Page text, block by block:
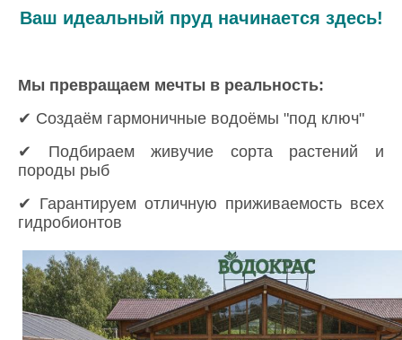
Ваш идеальный пруд начинается здесь!
Мы превращаем мечты в реальность:
✔ Создаём гармоничные водоёмы "под ключ"
✔ Подбираем живучие сорта растений и
породы рыб
✔ Гарантируем отличную приживаемость всех
гидробионтов